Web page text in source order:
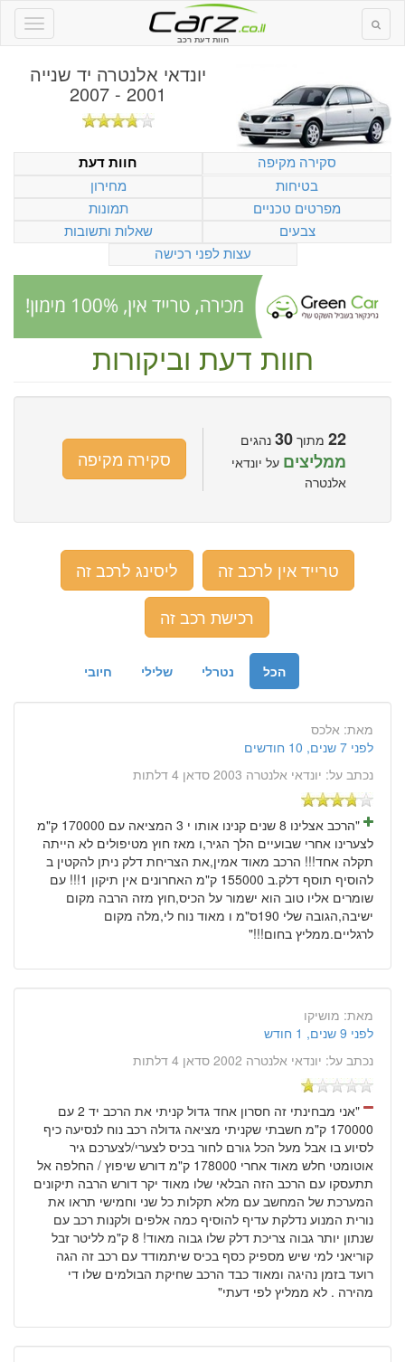
חוות דעת רכב
יונדאי אלנטרה יד שנייה
2001 - 2007
סקירה מקיפה
חוות דעת
בטיחות
מחירון
מפרטים טכניים
תמונות
צבעים
שאלות ותשובות
עצות לפני רכישה
חוות דעת וביקורות
22 מתוך 30 נהגים
ממליצים על יונדאי
אלנטרה
סקירה מקיפה
טרייד אין לרכב זה
ליסינג לרכב זה
רכישת רכב זה
חיובי שלילי נטרלי הכל
מאת: אלכס
לפני 7 שנים, 10 חודשים
נכתב על: יונדאי אלנטרה 2003 סדאן 4 דלתות
"הרכב אצלינו 8 שנים קנינו אותו י 3 המציאה עם 170000 ק"מ
לצערינו אחרי שבועיים הלך הגיר,ו מאז חוץ מטיפולים לא הייתה
תקלה אחד!!! הרכב מאוד אמין,את הצריחת דלק ניתן להקטין ב
להוסיף תוסף דלק.ב 155000 ק"מ האחרונים אין תיקון 1!!! עם
שומרים אליו טוב הוא ישמור על הכיס,חוץ מזה הרבה מקום
ישיבה,הגובה שלי 190ס"מ ו מאוד נוח לי,מלה מקום
לרגליים.ממליץ בחום!!!"
מאת: מושיקו
לפני 9 שנים, 1 חודש
נכתב על: יונדאי אלנטרה 2002 סדאן 4 דלתות
"אני מבחינתי זה חסרון אחד גדול קניתי את הרכב יד 2 עם
170000 ק"מ חשבתי שקניתי מציאה גדולה רכב נוח לנסיעה כיף
לסיוע בו אבל מעל הכל גורם לחור בכיס לצערי/לצערכם גיר
אוטומטי חלש מאוד אחרי 178000 ק"מ דורש שיפוץ / החלפה אל
תתעסקו עם הרכב הזה הבלאי שלו מאוד יקר דורש הרבה תיקונים
המערכת של המחשב עם מלא תקלות כל שני וחמישי תראו את
נורית המנוע נדלקת עדיף להוסיף כמה אלפים ולקנות רכב עם
שנתון יותר גבוה צריכת דלק שלו גבוה מאוד! 8 ק"מ לליטר זבל
קוריאני למי שיש מספיק כסף בכיס שיתמודד עם רכב זה הגה
רועד בזמן נהיגה ומאוד כבד הרכב שחיקת הבולמים שלו די
מהירה . לא ממליץ לפי דעתי"